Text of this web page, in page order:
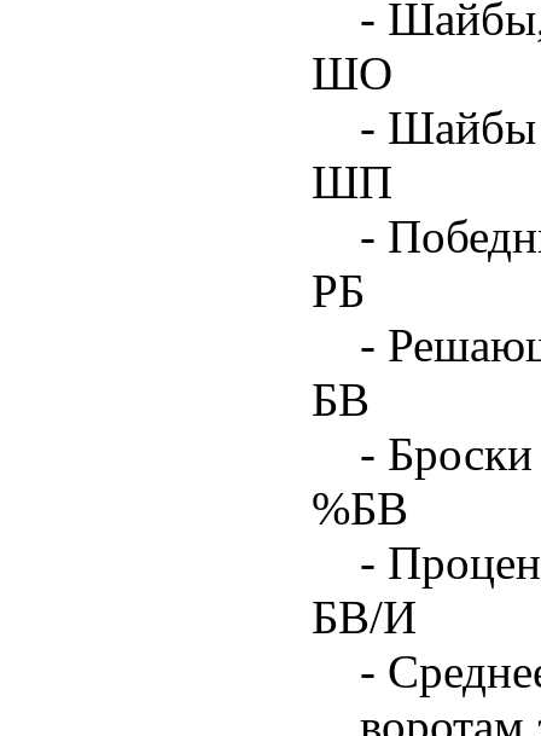
- Шайбы,
ШО
- Шайбы
ШП
-
РБ
-
БВ
-
%БВ
-
БВ/И
-